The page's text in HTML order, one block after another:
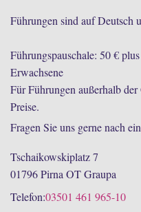
Führungen sind auf Deutsch
Führungspauschale: 50 €
Erwachsene
Für Führungen außerhalb
Preise.
Fragen Sie uns gerne nach
Tschaikowskiplatz 7
01796 Pirna OT Graupa
Telefon:03501 461 965-10